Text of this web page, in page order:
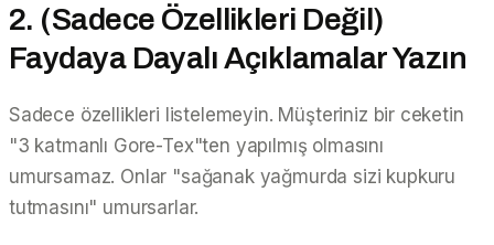
2. (Sadece Özellikleri Değil)
Faydaya Dayalı Açıklamalar Yazın
Sadece özellikleri listelemeyin. Müşteriniz bir ceketin
"3 katmanlı Gore-Tex"ten yapılmış olmasını
umursamaz. Onlar "sağanak yağmurda sizi kupkuru
tutmasını" umursarlar.